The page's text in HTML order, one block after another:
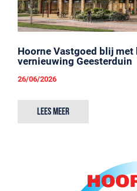
Hoorne Vastgoed blij
vernieuwing Geesterduin
26/06/2026
Lees meer